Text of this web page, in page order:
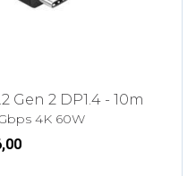
Gen 2 DP1.4 - 10m
4K 60W